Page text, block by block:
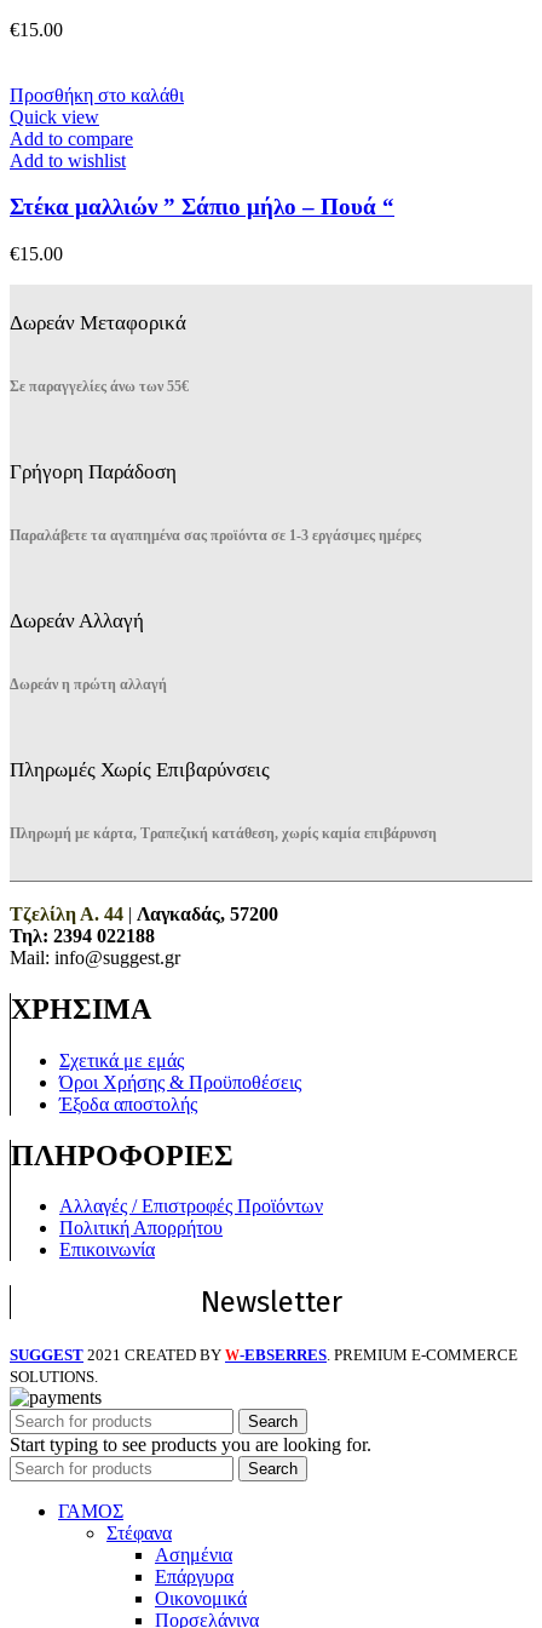
€15.00
Προσθήκη στο καλάθι
Quick view
Add to compare
Add to wishlist
Στέκα μαλλιών ” Σάπιο μήλο – Πουά “
€15.00
Δωρεάν Μεταφορικά
Σε παραγγελίες άνω των 55€
Γρήγορη Παράδοση
Παραλάβετε τα αγαπημένα σας προϊόντα σε 1-3 εργάσιμες ημέρες
Δωρεάν Αλλαγή
Δωρεάν η πρώτη αλλαγή
Πληρωμές Χωρίς Επιβαρύνσεις
Πληρωμή με κάρτα, Τραπεζική κατάθεση, χωρίς καμία επιβάρυνση
Τζελίλη Α. 44 | Λαγκαδάς, 57200
Τηλ: 2394 022188
Mail: info@suggest.gr
ΧΡΗΣΙΜΑ
Σχετικά με εμάς
Όροι Χρήσης & Προϋποθέσεις
Έξοδα αποστολής
ΠΛΗΡΟΦΟΡΙΕΣ
Αλλαγές / Επιστροφές Προϊόντων
Πολιτική Απορρήτου
Επικοινωνία
Newsletter
SUGGEST 2021 CREATED BY W-EBSERRES. PREMIUM E-COMMERCE
SOLUTIONS.
Search
Start typing to see products you are looking for.
Search
ΓΑΜΟΣ
Στέφανα
Ασημένια
Επάργυρα
Οικονομικά
Πορσελάνινα